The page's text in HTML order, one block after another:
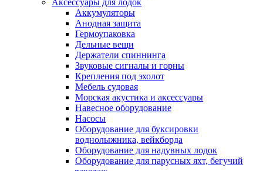
Аксессуары для лодок
Аккумуляторы
Анодная защита
Гермоупаковка
Дельные вещи
Держатели спиннинга
Звуковые сигналы и горны
Крепления под эхолот
Мебель судовая
Морская акустика и аксессуары
Навесное оборудование
Насосы
Оборудование для буксировки
воднолыжника, вейкборда
Оборудование для надувных лодок
Оборудование для парусных яхт, бегучий